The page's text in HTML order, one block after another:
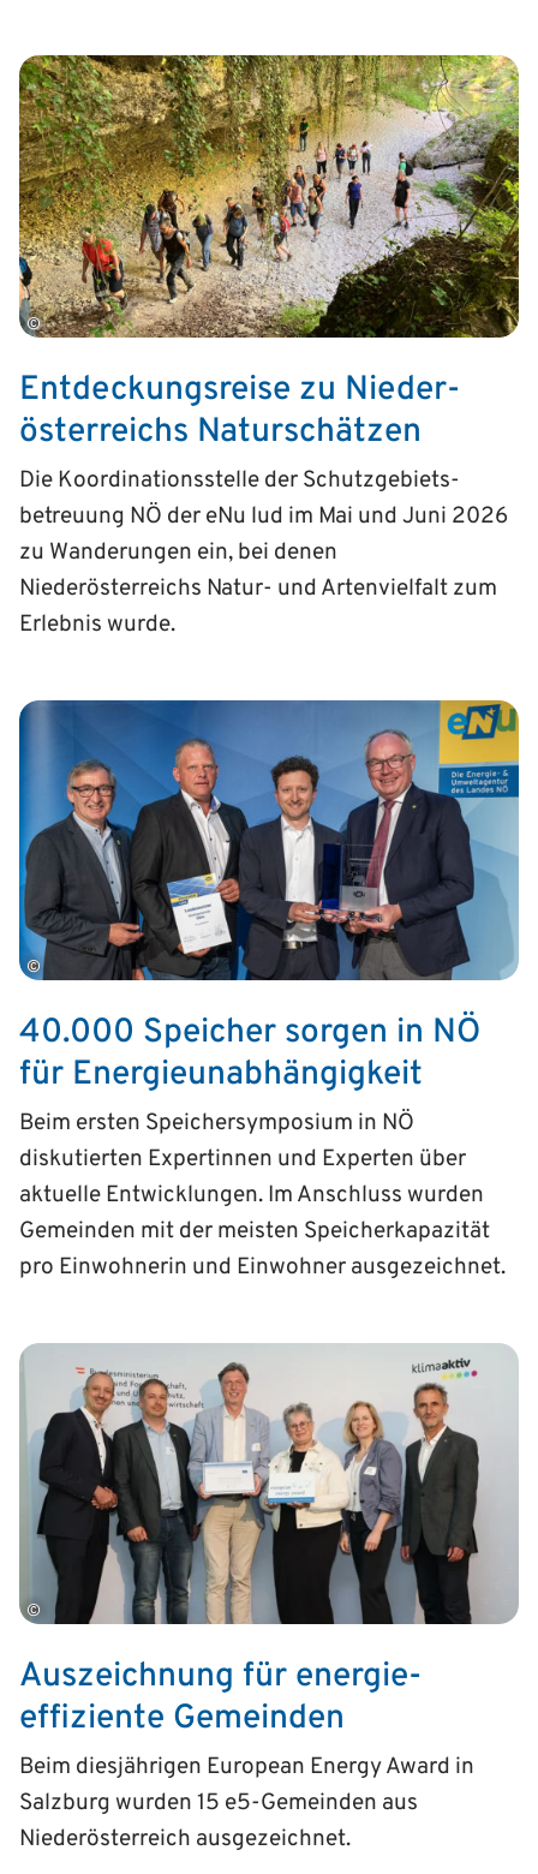
©
Entdeckungsreise zu Nieder­
österreichs Naturschätzen
Die Koordinationsstelle der Schutz­gebiets­
betreuung NÖ der eNu lud im Mai und Juni 2026
zu Wanderungen ein, bei denen
Niederösterreichs Natur- und Artenvielfalt zum
Erlebnis wurde.
©
40.000 Speicher sorgen in NÖ
für Energie­unab­hängigkeit
Beim ersten Speichersymposium in NÖ
diskutierten Expertinnen und Experten über
aktuelle Entwicklungen. Im Anschluss wurden
Gemeinden mit der meisten Speicherkapazität
pro Einwohnerin und Einwohner ausgezeichnet.
©
Auszeichnung für energie­
effiziente Gemeinden
Beim diesjährigen European Energy Award in
Salzburg wurden 15 e5-Gemeinden aus
Niederösterreich ausgezeichnet.